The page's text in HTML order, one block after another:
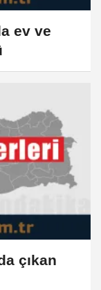
ev ve
çıkan